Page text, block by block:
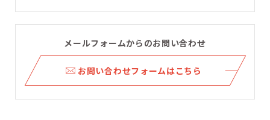
メールフォームからのお問い合わせ
お問い合わせフォームはこちら